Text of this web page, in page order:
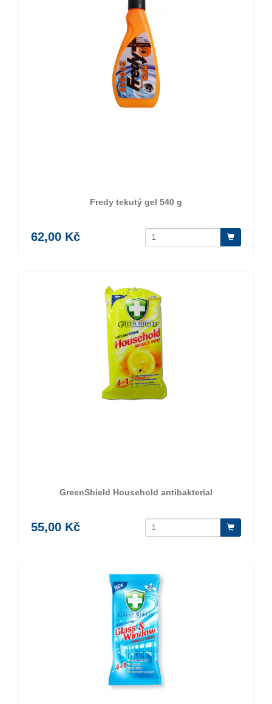
Fredy tekutý gel 540 g
62,00 Kč
GreenShield Household antibakterial
55,00 Kč